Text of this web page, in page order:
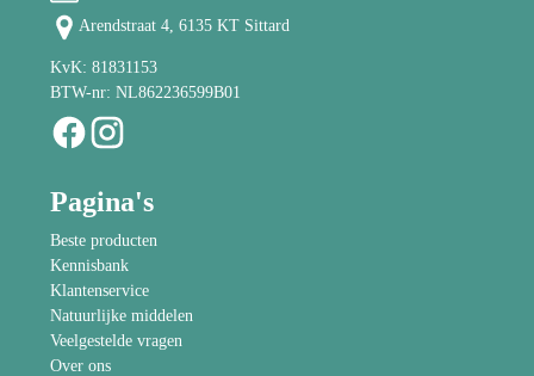
Arendstraat 4, 6135 KT Sittard
KvK: 81831153
BTW-nr: NL862236599B01
Pagina's
Beste producten
Kennisbank
Klantenservice
Natuurlijke middelen
Veelgestelde vragen
Over ons